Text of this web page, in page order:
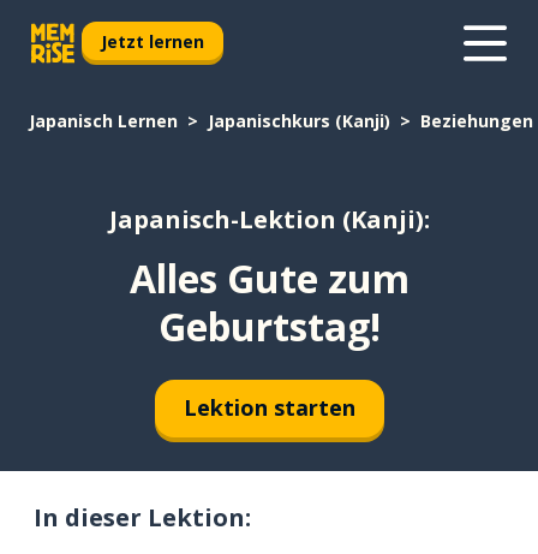
Jetzt lernen
Japanisch Lernen Japanischkurs (Kanji) Beziehungen
Japanisch-Lektion (Kanji):
Alles Gute zum
Geburtstag!
Lektion starten
In dieser Lektion: